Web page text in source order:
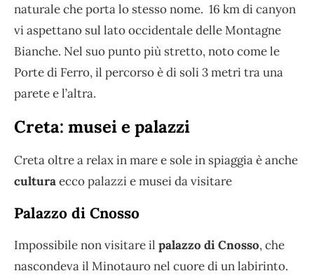
naturale che porta lo stesso nome. 16 km di canyon
vi aspettano sul lato occidentale delle Montagne
Bianche. Nel suo punto più stretto, noto come le
Porte di Ferro, il percorso è di soli 3 metri tra una
parete e l’altra.
Creta: musei e palazzi
Creta oltre a relax in mare e sole in spiaggia è anche
culturaecco palazzi e musei da visitare
Palazzo di Cnosso
Impossibile non visitare il palazzo di Cnosso, che
nascondeva il Minotauro nel cuore di un labirinto.